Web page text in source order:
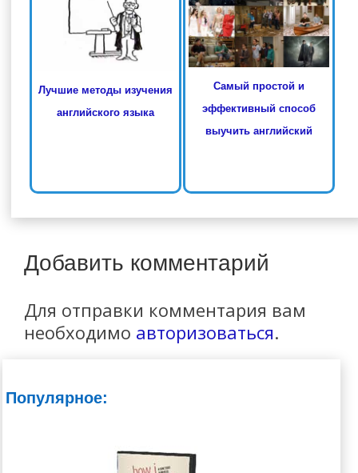
Лучшие методы изучения
английского языка
Самый простой и
эффективный способ
выучить английский
Добавить комментарий
Для отправки комментария вам
необходимо авторизоваться.
Популярное: